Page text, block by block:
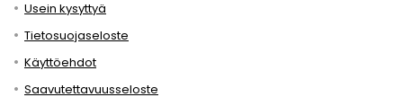
Usein kysyttyä
Tietosuojaseloste
Käyttöehdot
Saavutettavuusseloste